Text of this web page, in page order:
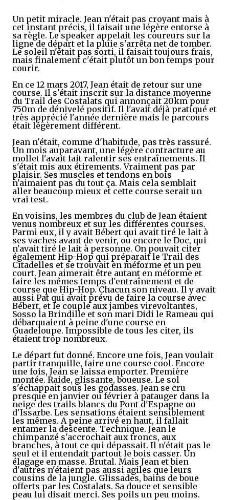
Un petit miracle. Jean n'était pas croyant mais à
cet instant précis, il faisait une légère entorse à
sa règle. Le speaker appelait les coureurs sur la
ligne de départ et la pluie s'arrêta net de tomber.
Le soleil n'était pas sorti, il faisait toujours frais,
mais finalement c'était plutôt un bon temps pour
courir.
En ce 12 mars 2017, Jean était de retour sur une
course. Il s'était inscrit sur la distance moyenne
du Trail des Costalats qui annonçait 20km pour
750m de dénivelé positif. Il l'avait déjà pratiqué et
très apprécié l'année dernière mais le parcours
était légèrement différent.
Jean n'était, comme d'habitude, pas très rassuré.
Un mois auparavant, une légère contracture au
mollet l'avait fait ralentir ses entraînements. Il
s'était mis aux étirements. Vraiment pas par
plaisir. Ses muscles et tendons en bois
n'aimaient pas du tout ça. Mais cela semblait
aller beaucoup mieux et cette course serait un
vrai test.
En voisins, les membres du club de Jean étaient
venus nombreux et sur les différentes courses.
Parmi eux, il y avait Bébert qui avait tiré le lait à
ses vaches avant de venir, ou encore le Doc, qui
n'avait tiré le lait à personne. On pouvait citer
également Hip-Hop qui préparait le Trail des
Citadelles et se trouvait en méforme et un peu
court. Jean aimerait être autant en méforme et
faire les mêmes temps d'entraînement et de
course que Hip-Hop. Chacun son niveau. Il y avait
aussi Pat qui avait prévu de faire la course avec
Bébert, et le couple aux jambes virevoltantes,
Sosso la Brindille et son mari Didi le Rameau qui
débarquaient à peine d'une course en
Guadeloupe. Impossible de tous les citer, ils
étaient trop nombreux.
Le départ fut donné. Encore une fois, Jean voulait
partir tranquille, faire une course cool. Encore
une fois, Jean se laissa emporter. Première
montée. Raide, glissante, boueuse. Le sol
s'échappait sous les godasses. Jean se cru
presque en janvier ou février à patauger dans la
neige des trails blancs du Pont d'Espagne ou
d'Issarbe. Les sensations étaient sensiblement
les mêmes. A peine arrivé en haut, il fallait
entamer la descente. Technique. Jean le
chimpanzé s'accrochait aux troncs, aux
branches, à tout ce qui dépassait. Il n'était pas le
seul et il entendait partout le bois casser. Un
élagage en masse. Brutal. Mais Jean et bien
d'autres n'étaient pas aussi agiles que leurs
cousins de la jungle. Glissades, bains de boue
offerts par les Costalats. Sa douce et sensible
peau lui disait merci. Ses poils un peu moins.